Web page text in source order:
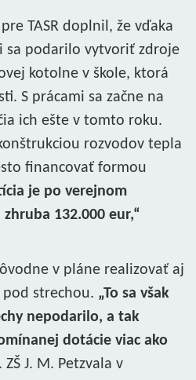
TASR doplnil, že vďaka
sa podarilo vytvoriť zdroje
kotolne v škole, ktorá
S prácami sa začne na
ich ešte v tomto roku.
rozvodov tepla
financovať formou
je po verejnom
132.000 eur,“
v pláne realizovať aj
strechou. „To sa však
nepodarilo, a tak
dotácie viac ako
J. M. Petzvala v